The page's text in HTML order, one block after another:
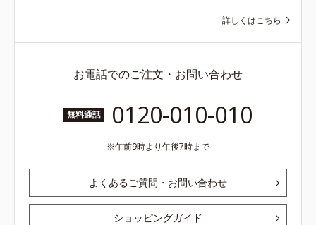
詳しくはこちら
お電話でのご注文・お問い合わせ
無料通話 0120-010-010
午前9時より午後7時まで
よくあるご質問・お問い合わせ
ショッピングガイド